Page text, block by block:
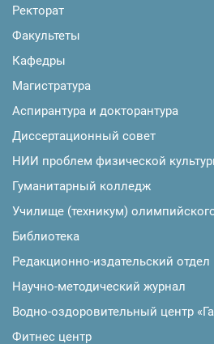
Ректорат
Факультеты
Кафедры
Магистратура
Аспирантура и докторантура
Диссертационный совет
НИИ проблем физической
Гуманитарный колледж
Училище (техникум)
Библиотека
Редакционно-издательский отдел
Научно-методический журнал
Водно-оздоровительный центр
Фитнес центр